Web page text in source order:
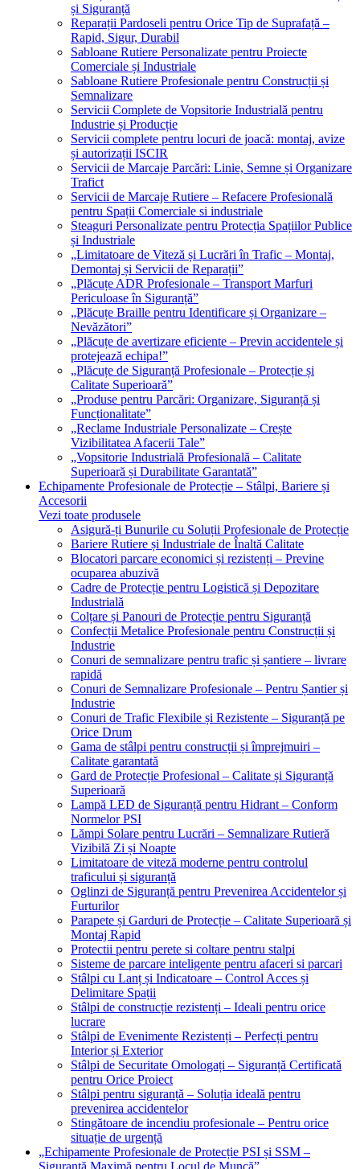
și Siguranță
Reparații Pardoseli pentru Orice Tip de Suprafață –
Rapid, Sigur, Durabil
Sabloane Rutiere Personalizate pentru Proiecte
Comerciale și Industriale
Sabloane Rutiere Profesionale pentru Construcții și
Semnalizare
Servicii Complete de Vopsitorie Industrială pentru
Industrie și Producție
Servicii complete pentru locuri de joacă: montaj, avize
și autorizații ISCIR
Servicii de Marcaje Parcări: Linie, Semne și Organizare
Trafict
Servicii de Marcaje Rutiere – Refacere Profesională
pentru Spații Comerciale si industriale
Steaguri Personalizate pentru Protecția Spațiilor Publice
și Industriale
„Limitatoare de Viteză și Lucrări în Trafic – Montaj,
Demontaj și Servicii de Reparații”
„Plăcuțe ADR Profesionale – Transport Marfuri
Periculoase în Siguranță”
„Plăcuțe Braille pentru Identificare și Organizare –
Nevăzători”
„Plăcuțe de avertizare eficiente – Previn accidentele și
protejează echipa!”
„Plăcuțe de Siguranță Profesionale – Protecție și
Calitate Superioară”
„Produse pentru Parcări: Organizare, Siguranță și
Funcționalitate”
„Reclame Industriale Personalizate – Crește
Vizibilitatea Afacerii Tale”
„Vopsitorie Industrială Profesională – Calitate
Superioară și Durabilitate Garantată”
Echipamente Profesionale de Protecție – Stâlpi, Bariere și
Accesorii
Vezi toate produsele
Asigură-ți Bunurile cu Soluții Profesionale de Protecție
Bariere Rutiere și Industriale de Înaltă Calitate
Blocatori parcare economici și rezistenți – Previne
ocuparea abuzivă
Cadre de Protecție pentru Logistică și Depozitare
Industrială
Colțare și Panouri de Protecție pentru Siguranță
Confecții Metalice Profesionale pentru Construcții și
Industrie
Conuri de semnalizare pentru trafic și șantiere – livrare
rapidă
Conuri de Semnalizare Profesionale – Pentru Șantier și
Industrie
Conuri de Trafic Flexibile și Rezistente – Siguranță pe
Orice Drum
Gama de stâlpi pentru construcții și împrejmuiri –
Calitate garantată
Gard de Protecție Profesional – Calitate și Siguranță
Superioară
Lampă LED de Siguranță pentru Hidrant – Conform
Normelor PSI
Lămpi Solare pentru Lucrări – Semnalizare Rutieră
Vizibilă Zi și Noapte
Limitatoare de viteză moderne pentru controlul
traficului și siguranță
Oglinzi de Siguranță pentru Prevenirea Accidentelor și
Furturilor
Parapete și Garduri de Protecție – Calitate Superioară și
Montaj Rapid
Protectii pentru perete si coltare pentru stalpi
Sisteme de parcare inteligente pentru afaceri si parcari
Stâlpi cu Lanț și Indicatoare – Control Acces și
Delimitare Spații
Stâlpi de construcție rezistenți – Ideali pentru orice
lucrare
Stâlpi de Evenimente Rezistenți – Perfecți pentru
Interior și Exterior
Stâlpi de Securitate Omologați – Siguranță Certificată
pentru Orice Proiect
Stâlpi pentru siguranță – Soluția ideală pentru
prevenirea accidentelor
Stingătoare de incendiu profesionale – Pentru orice
situație de urgență
„Echipamente Profesionale de Protecție PSI și SSM –
Siguranță Maximă pentru Locul de Muncă”